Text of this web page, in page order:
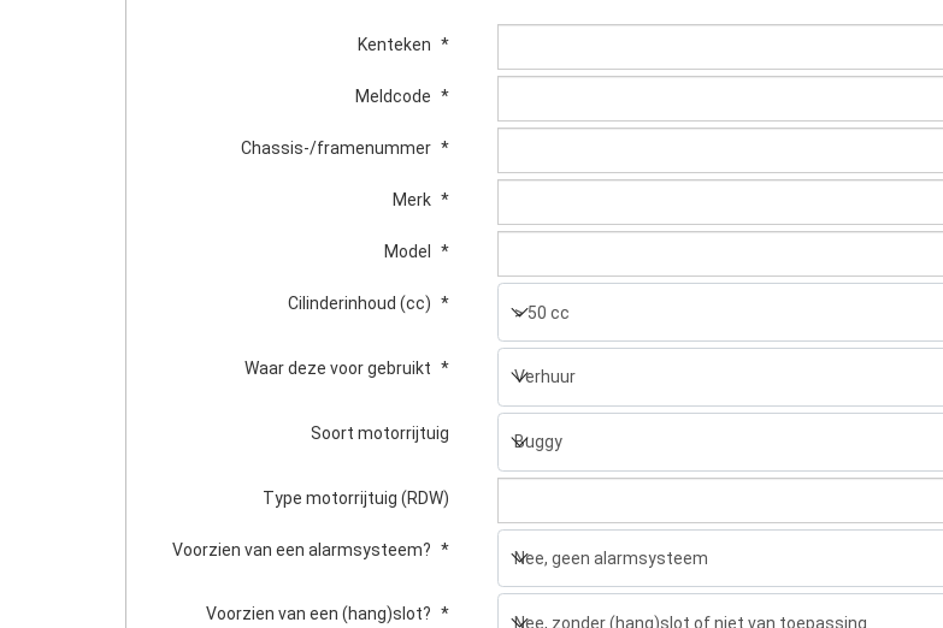
Kenteken *
Meldcode *
Chassis-/framenummer *
Merk *
Model *
Cilinderinhoud (cc) *
Waar deze voor gebruikt *
Soort motorrijtuig
Type motorrijtuig (RDW)
Voorzien van een alarmsysteem? *
Voorzien van een (hang)slot? *